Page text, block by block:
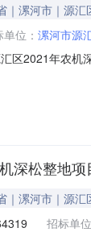
｜漯河市｜源汇
位： 漯河市源
区2021年农机
况源汇区2021
深松整地项
｜漯河市｜源汇
招标单位